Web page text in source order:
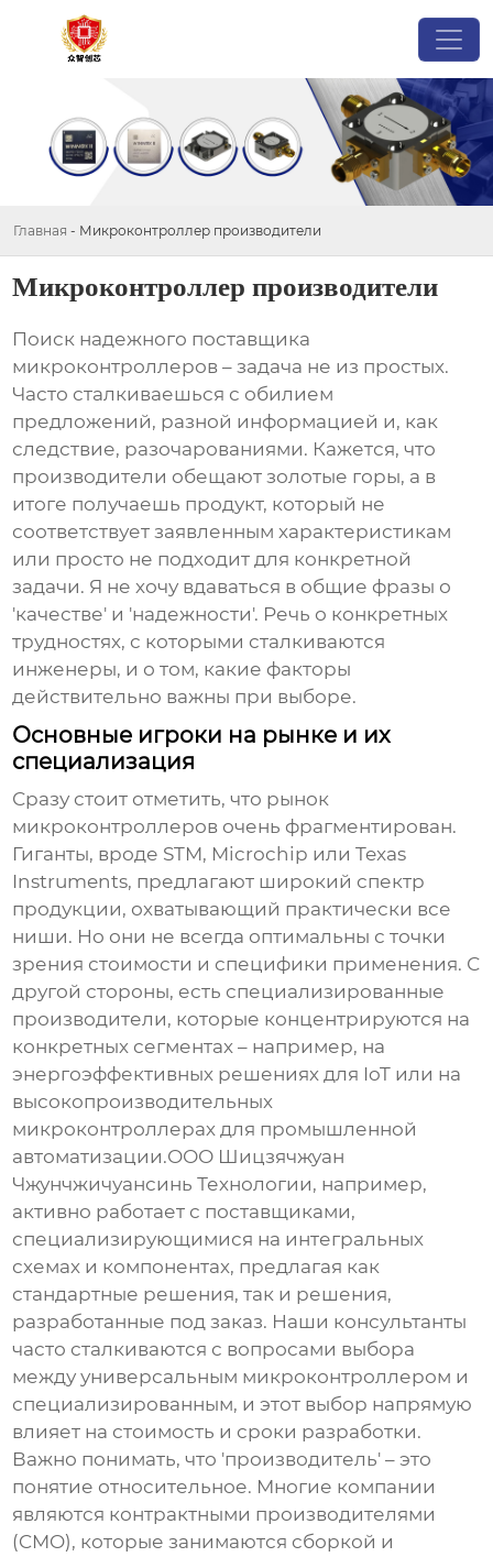
Главная - Микроконтроллер производители
Микроконтроллер производители
Поиск надежного поставщика
микроконтроллеров – задача не из простых.
Часто сталкиваешься с обилием
предложений, разной информацией и, как
следствие, разочарованиями. Кажется, что
производители обещают золотые горы, а в
итоге получаешь продукт, который не
соответствует заявленным характеристикам
или просто не подходит для конкретной
задачи. Я не хочу вдаваться в общие фразы о
'качестве' и 'надежности'. Речь о конкретных
трудностях, с которыми сталкиваются
инженеры, и о том, какие факторы
действительно важны при выборе.
Основные игроки на рынке и их
специализация
Сразу стоит отметить, что рынок
микроконтроллеров очень фрагментирован.
Гиганты, вроде STM, Microchip или Texas
Instruments, предлагают широкий спектр
продукции, охватывающий практически все
ниши. Но они не всегда оптимальны с точки
зрения стоимости и специфики применения. С
другой стороны, есть специализированные
производители, которые концентрируются на
конкретных сегментах – например, на
энергоэффективных решениях для IoT или на
высокопроизводительных
микроконтроллерах для промышленной
автоматизации.ООО Шицзячжуан
Чжунчжичуансинь Технологии, например,
активно работает с поставщиками,
специализирующимися на интегральных
схемах и компонентах, предлагая как
стандартные решения, так и решения,
разработанные под заказ. Наши консультанты
часто сталкиваются с вопросами выбора
между универсальным микроконтроллером и
специализированным, и этот выбор напрямую
влияет на стоимость и сроки разработки.
Важно понимать, что 'производитель' – это
понятие относительное. Многие компании
являются контрактными производителями
(CMO), которые занимаются сборкой и